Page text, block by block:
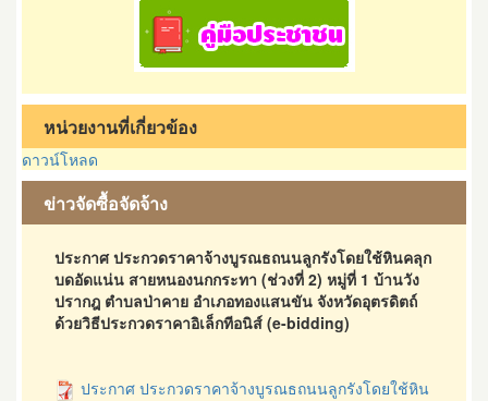
หน่วยงานที่เกี่ยวข้อง
ดาวน์โหลด
ข่าวจัดซื้อจัดจ้าง
ประกาศ ประกวดราคาจ้างบูรณธถนนลูกรังโดยใช้หินคลุก
บดอัดแน่น สายหนองนกกระทา (ช่วงที่ 2) หมู่ที่ 1 บ้านวัง
ปรากฎ ตำบลป่าคาย อำเภอทองแสนขัน จังหวัดอุตรดิตถ์
ด้วยวิธีประกวดราคาอิเล็กทีอนิส์ (e-bidding)
ประกาศ ประกวดราคาจ้างบูรณธถนนลูกรังโดยใช้หิน